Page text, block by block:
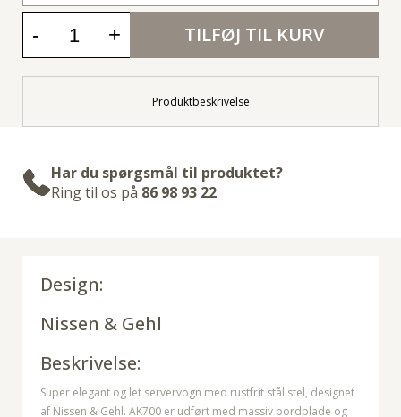
- + TILFØJ TIL KURV
Produktbeskrivelse
Har du spørgsmål til produktet?
Ring til os på 86 98 93 22
Design:
Nissen & Gehl
Beskrivelse:
Super elegant og let servervogn med rustfrit stål stel, designet
af Nissen & Gehl. AK700 er udført med massiv bordplade og